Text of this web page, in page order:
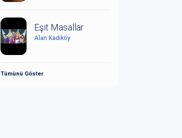
Eşit Masallar
Alan Kadıköy
Tümünü Göster